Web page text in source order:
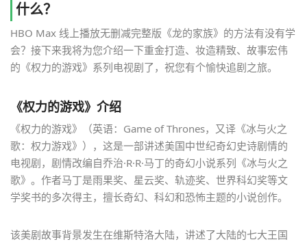
什么？
HBO Max 线上播放无删减完整版《龙的家族》的方法有没有学
会？接下来我将为您介绍一下重金打造、妆造精致、故事宏伟
的《权力的游戏》系列电视剧了，祝您有个愉快追剧之旅。
《权力的游戏》介绍
《权力的游戏》（英语：Game of Thrones，又译《冰与火之
歌：权力游戏》），这是一部讲述美国中世纪奇幻史诗剧情的
电视剧，剧情改编自乔治·R·R·马丁的奇幻小说系列《冰与火之
歌》。作者马丁是雨果奖、星云奖、轨迹奖、世界科幻奖等文
学奖书的多次得主，擅长奇幻、科幻和恐怖主题的小说创作。
该美剧故事背景发生在维斯特洛大陆，讲述了大陆的七大王国